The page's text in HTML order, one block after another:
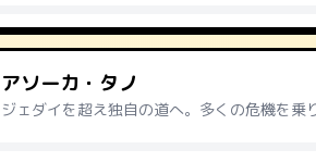
アソーカ・タノ
ジェダイを超え独自の道へ。多くの危機を乗